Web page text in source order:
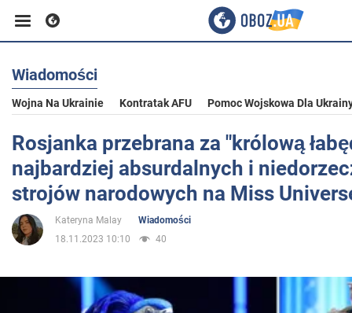
Biznes
Sport
Rozrywka
Życie
Wiadomości
Wojna Na Ukrainie Kontratak AFU Pomoc Wojskowa Dla
Rosjanka przebrana za "królową
najbardziej absurdalnych i
strojów narodowych na Miss
Kateryna Malay
Wiadomości
18.11.2023 10:10
40